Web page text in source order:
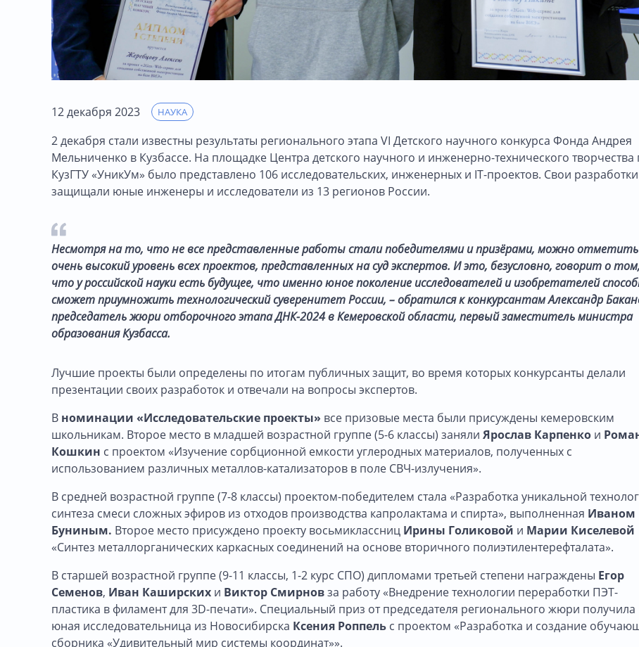
12 декабря 2023 НАУКА
2 декабря стали известны результаты регионального этапа VI Детского научного конкурса Фонда Андрея
Мельниченко в Кузбассе. На площадке Центра детского научного и инженерно-технического творчества
КузГТУ «УникУм» было представлено 106 исследовательских, инженерных и IT-проектов. Свои разработки
защищали юные инженеры и исследователи из 13 регионов России.
Несмотря на то, что не все представленные работы стали победителями и призёрами, можно отметить
очень высокий уровень всех проектов, представленных на суд экспертов. И это, безусловно, говорит о том,
что у российской науки есть будущее, что именно юное поколение исследователей и изобретателей
сможет приумножить технологический суверенитет России, – обратился к конкурсантам Александр
председатель жюри отборочного этапа ДНК-2024 в Кемеровской области, первый заместитель министра
образования Кузбасса.
Лучшие проекты были определены по итогам публичных защит, во время которых конкурсанты делали
презентации своих разработок и отвечали на вопросы экспертов.
В номинации «Исследовательские проекты» все призовые места были присуждены кемеровским
школьникам. Второе место в младшей возрастной группе (5-6 классы) заняли Ярослав Карпенко и
Кошкин с проектом «Изучение сорбционной емкости углеродных материалов, полученных с
использованием различных металлов-катализаторов в поле СВЧ-излучения».
В средней возрастной группе (7-8 классы) проектом-победителем стала «Разработка уникальной
синтеза смеси сложных эфиров из отходов производства капролактама и спирта», выполненная Иваном
Буниным. Второе место присуждено проекту восьмиклассниц Ирины Голиковой и Марии Киселевой
«Синтез металлорганических каркасных соединений на основе вторичного полиэтилентерефталата».
В старшей возрастной группе (9-11 классы, 1-2 курс СПО) дипломами третьей степени награждены Егор
Семенов, Иван Каширских и Виктор Смирновза работу «Внедрение технологии переработки ПЭТ-
пластика в филамент для 3D-печати». Специальный приз от председателя регионального жюри получила
юная исследовательница из Новосибирска Ксения Роппель с проектом «Разработка и создание
сборника «Удивительный мир системы координат»».